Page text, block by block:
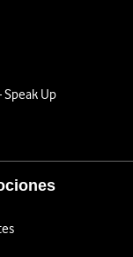
Speak Up